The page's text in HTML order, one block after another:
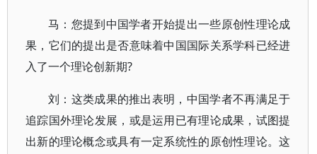
马：您提到中国学者开始提出一些原创性理论成
果，它们的提出是否意味着中国国际关系学科已经进
入了一个理论创新期?
刘：这类成果的推出表明，中国学者不再满足于
追踪国外理论发展，或是运用已有理论成果，试图提
出新的理论概念或具有一定系统性的原创性理论。这